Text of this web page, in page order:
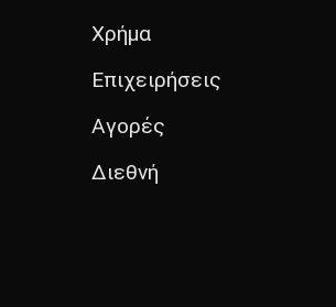
Χρήμα
Επιχειρήσεις
Αγορές
Διεθνή